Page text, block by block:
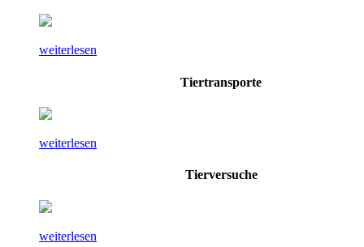
weiterlesen
Tiertransporte
weiterlesen
Tierversuche
weiterlesen